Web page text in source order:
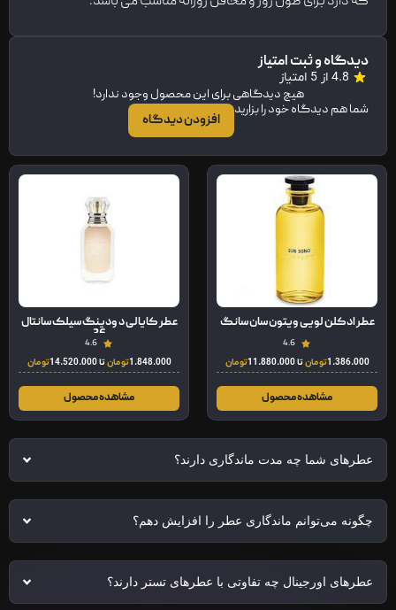
دیدگاه و ثبت امتیاز
4.8 از 5 امتیاز
هیچ دیدگاهی برای این محصول وجود ندارد!
شما هم دیدگاه خود را بزارید
افزودن دیدگاه
عطر ادکلن لویی ویتون سان سانگ
4.6
1.386.000تومانتا11.880.000 تومان
مشاهده محصول
عطر کایالی د ودینگ سیلک سانتال
36
4.6
1.848.000تومانتا14.520.000تومان
مشاهده محصول
عطرهای شما چه مدت ماندگاری دارند؟
چگونه می‌توانم ماندگاری عطر را افزایش دهم؟
عطرهای اورجینال چه تفاوتی با عطرهای تستر دارند؟